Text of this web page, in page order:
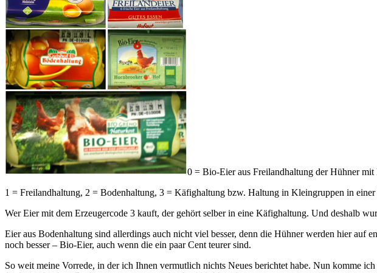
0 = Bio-Eier aus Freilandhaltung der Hühner mit
1 = Freilandhaltung, 2 = Bodenhaltung, 3 = Käfighaltung bzw. Haltung in Kleingruppen in einer
Wer Eier mit dem Erzeugercode 3 kauft, der gehört selber in eine Käfighaltung. Und deshalb
Eier aus Bodenhaltung sind allerdings auch nicht viel besser, denn die Hühner werden hier auf
noch besser – Bio-Eier, auch wenn die ein paar Cent teurer sind.
So weit meine Vorrede, in der ich Ihnen vermutlich nichts Neues berichtet habe. Nun komme